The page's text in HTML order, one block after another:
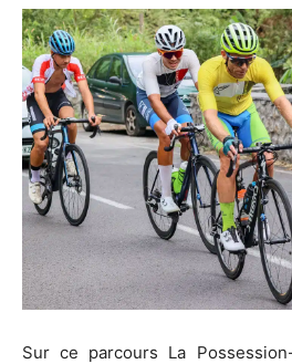
Sur ce parcours La